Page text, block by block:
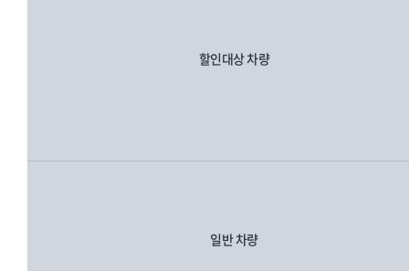
할인대상 차량
일반 차량